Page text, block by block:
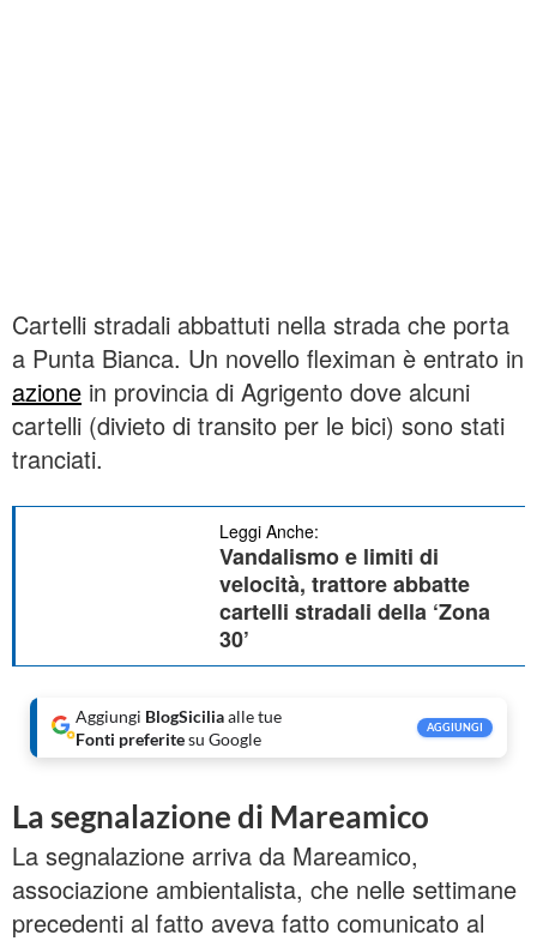
Cartelli stradali abbattuti nella strada che porta
a Punta Bianca. Un novello fleximan è entrato in
azione in provincia di Agrigento dove alcuni
cartelli (divieto di transito per le bici) sono stati
tranciati.
Leggi Anche:
Vandalismo e limiti di
velocità, trattore abbatte
cartelli stradali della ‘Zona
30’
Aggiungi BlogSiciliaalle tue
Fonti preferitesu Google
AGGIUNGI
La segnalazione di Mareamico
La segnalazione arriva da Mareamico,
associazione ambientalista, che nelle settimane
precedenti al fatto aveva fatto comunicato al